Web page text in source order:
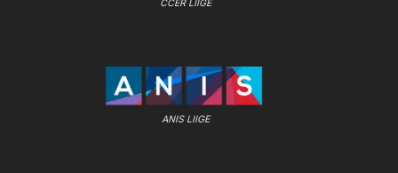
CCER LIIGE
ANIS LIIGE